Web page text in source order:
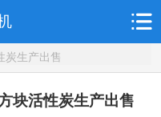
炭生产出售
块活性炭生产出售